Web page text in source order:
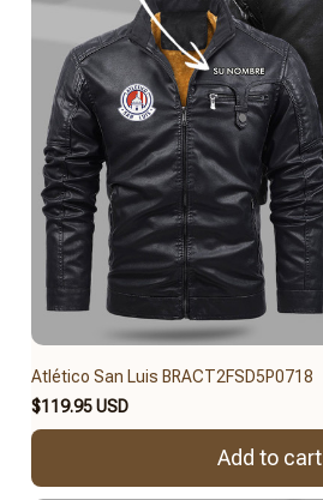
Atlético San Luis BRACT2FSD5P0718
$119.95 USD
Add to cart